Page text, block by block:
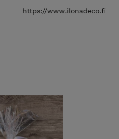
siivoustuotteisiin sekä
käytämme siistejä, puhtaita
tavoin säästämme luontoa
kulutusta, omalta
https://www.ilonadeco.fi